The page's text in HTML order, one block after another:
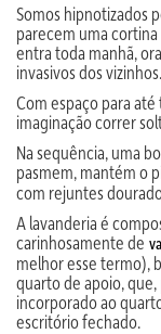
Somos hipnotizados
parecem uma
entra toda manhã,
invasivos dos vizinhos.
Com espaço para
imaginação correr
Na sequência, uma
pasmem, mantém o
com rejuntes
A lavanderia é
carinhosamente de
melhor esse termo),
quarto de apoio,
incorporado ao
escritório fechado.